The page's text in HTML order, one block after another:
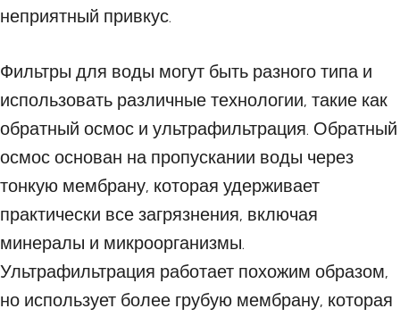
неприятный привкус.
Фильтры для воды могут быть разного типа и
использовать различные технологии, такие как
обратный осмос и ультрафильтрация. Обратный
осмос основан на пропускании воды через
тонкую мембрану, которая удерживает
практически все загрязнения, включая
минералы и микроорганизмы.
Ультрафильтрация работает похожим образом,
но использует более грубую мембрану, которая